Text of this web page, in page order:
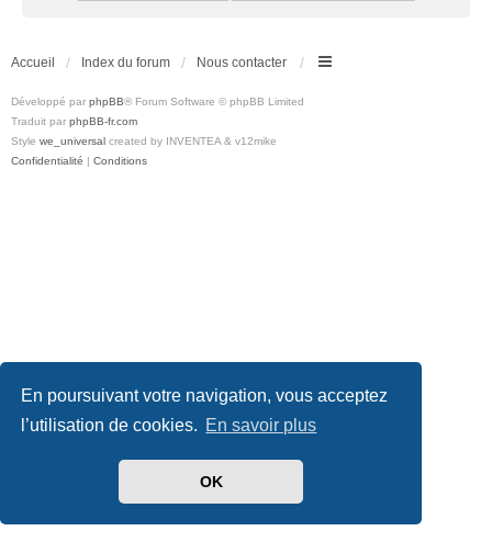
En poursuivant votre navigation, vous acceptez
l’utilisation de cookies. En savoir plus
OK
Accueil Index du forum Nous contacter
Développé par phpBB® Forum Software © phpBB Limited
Traduit par phpBB-fr.com
Style we_universal created by INVENTEA & v12mike
Confidentialité | Conditions